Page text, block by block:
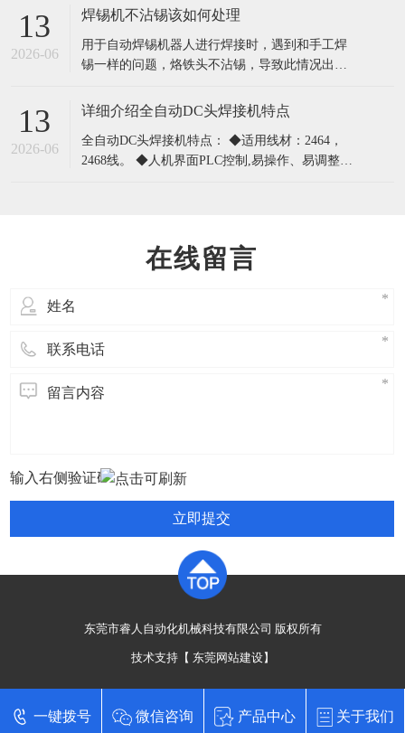
通CNC、机械半自动等类型，它们的加工精度存
实除了设备本身的精度因素之外还有一些人为和
其它因素影响了线圈的加工精度，下面就主要说
13
2026-06
焊锡机不沾锡该如何处理
用于自动焊锡机器人进行焊接时，遇到和手工焊
锡一样的问题，烙铁头不沾锡，导致此情况出现
有几个其他方面的原因，具体分析如下： 1 、
温度过高 , 容易使烙
13
2026-06
详细介绍全自动DC头焊接机特点
全自动DC头焊接机特点： ◆适用线材：2464，
2468线。 ◆人机界面PLC控制,易操作、易调整，
在线留言
立即提交
东莞市睿人自动化机械科技有限公司 版权所有
技术支持【 东莞网站建设】
一键拨号 微信咨询 产品中心 关于我们